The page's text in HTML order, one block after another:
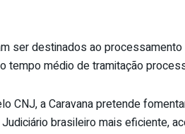
ser destinados ao
tempo médio de tramitação
CNJ, a Caravana pretende
brasileiro mais eficiente,